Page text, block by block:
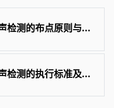
检测的布点原则与...
检测的执行标准及...